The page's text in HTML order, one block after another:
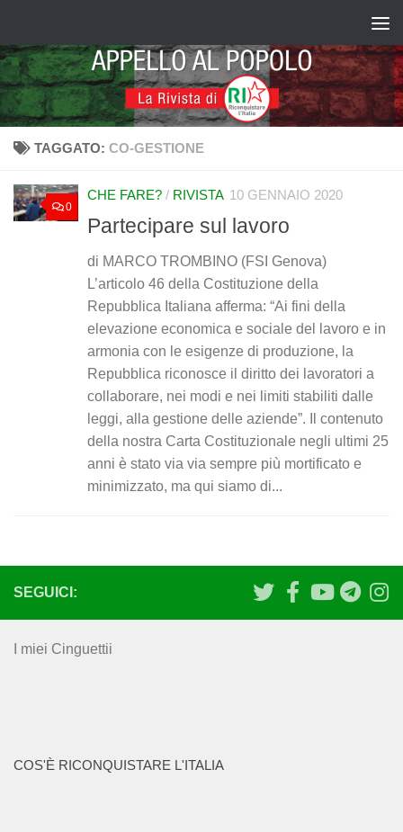
TAGGATO: CO-GESTIONE
0
CHE FARE? / RIVISTA 10 GENNAIO 2020
Partecipare sul lavoro
di MARCO TROMBINO (FSI Genova)
L’articolo 46 della Costituzione della
Repubblica Italiana afferma: “Ai fini della
elevazione economica e sociale del lavoro e in
armonia con le esigenze di produzione, la
Repubblica riconosce il diritto dei lavoratori a
collaborare, nei modi e nei limiti stabiliti dalle
leggi, alla gestione delle aziende”. Il contenuto
della nostra Carta Costituzionale negli ultimi 25
anni è stato via via sempre più mortificato e
minimizzato, ma qui siamo di...
SEGUICI:
I miei Cinguettii
COS'È RICONQUISTARE L'ITALIA